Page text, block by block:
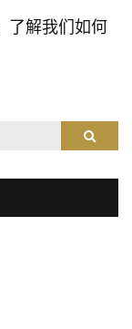
了解我们如何
Search